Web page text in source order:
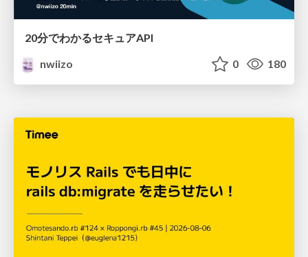
20分でわかるセキュアAPI
nwiizo
0 180